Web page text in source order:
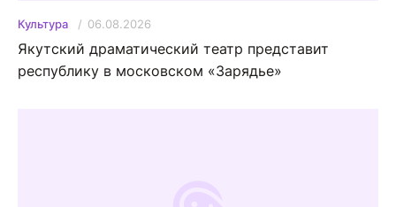
Культура 06.08.2026
Якутский драматический театр представит
республику в московском «Зарядье»